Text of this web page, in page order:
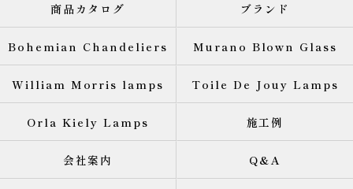
商品カタログ ブランド
Bohemian Chandeliers Murano Blown Glass
William Morris lamps Toile De Jouy Lamps
Orla Kiely Lamps 施工例
会社案内 Q&A